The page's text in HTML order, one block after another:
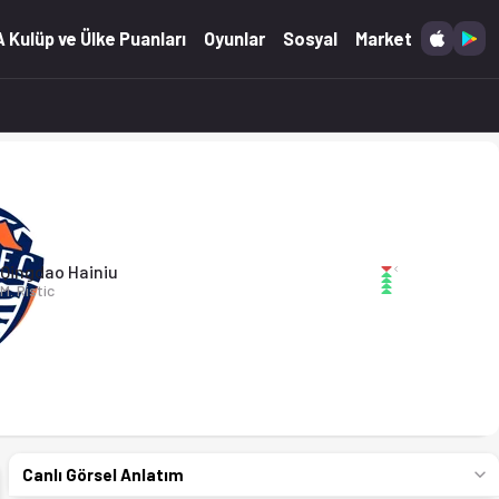
(20.05.2026)
Kulüp ve Ülke Puanları Oyunlar Sosyal Market
FC
Qingdao Hainiu
M. Ristic
Canlı Görsel Anlatım